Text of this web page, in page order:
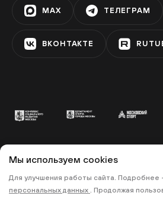
MAX ТЕЛЕГРАМ
ВКОНТАКТЕ
© 2022 «МОСКОВСКИЙ
• ПОЛИТИКА
ПРАВИЛА ЗАПИСИ НА
Мы используем cookies
Для улучшения работы сайта. Подробнее
персональных данных . Продолжая